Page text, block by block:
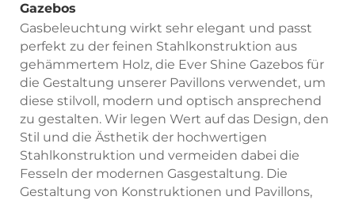
Gazebos
Gasbeleuchtung wirkt sehr elegant und passt
perfekt zu der feinen Stahlkonstruktion aus
gehämmertem Holz, die Ever Shine Gazebos für
die Gestaltung unserer Pavillons verwendet, um
diese stilvoll, modern und optisch ansprechend
zu gestalten. Wir legen Wert auf das Design, den
Stil und die Ästhetik der hochwertigen
Stahlkonstruktion und vermeiden dabei die
Fesseln der modernen Gasgestaltung. Die
Gestaltung von Konstruktionen und Pavillons,